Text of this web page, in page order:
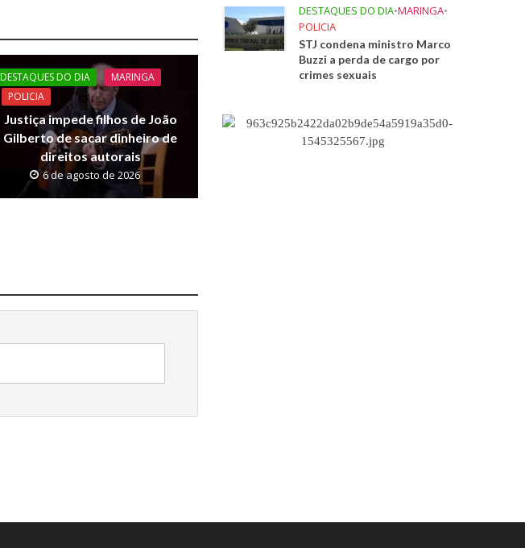
DESTAQUES DO DIA
MARINGA
POLICIA
Justiça impede filhos de João
Gilberto de sacar dinheiro de
direitos autorais
6 de agosto de 2026
DESTAQUES DO DIA•MARINGA•
POLICIA
STJ condena ministro Marco
Buzzi a perda de cargo por
crimes sexuais